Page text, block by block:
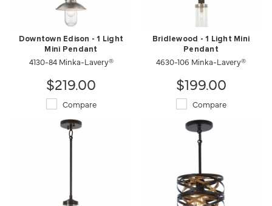
Downtown Edison - 1 Light
Mini Pendant
4130-84 Minka-Lavery®
$219.00
Compare
Bridlewood - 1 Light Mini
Pendant
4630-106 Minka-Lavery®
$199.00
Compare